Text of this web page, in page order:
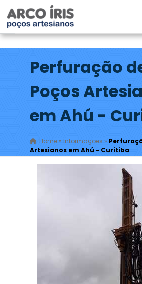
Perfuração
Poços
em Ahú -
Home» Informações »
Artesianos em Ahú - Curitiba